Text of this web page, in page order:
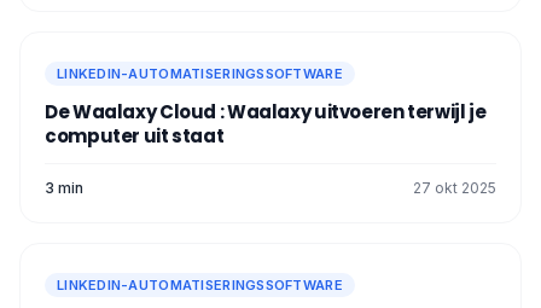
LINKEDIN-AUTOMATISERINGSSOFTWARE
De Waalaxy Cloud : Waalaxy uitvoeren terwijl je
computer uit staat
3 min 27 okt 2025
LINKEDIN-AUTOMATISERINGSSOFTWARE